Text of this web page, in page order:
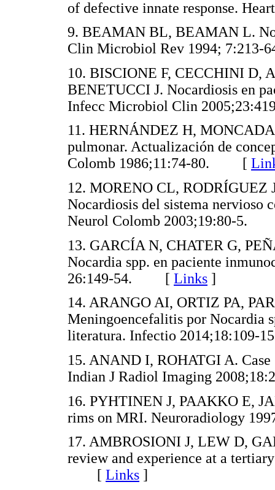
of defective innate response.
9. BEAMAN BL, BEAMAN L.
Clin Microbiol Rev 1994;
10. BISCIONE F, CECCHINI D,
BENETUCCI J. Nocardiosis en
Infecc Microbiol Clin
11. HERNÁNDEZ H,
pulmonar. Actualización de
Colomb 1986;11:74-80. [
12. MORENO CL,
Nocardiosis del sistema nervioso
Neurol Colomb 2003;19:80-
13. GARCÍA N, CHATER G,
Nocardia spp. en paciente
26:149-54. [ Links ]
14. ARANGO AI, ORTIZ PA,
Meningoencefalitis por Nocardia
literatura. Infectio
15. ANAND I, ROHATGI A.
Indian J Radiol Imaging
16. PYHTINEN J, PAAKKO E,
rims on MRI. Neuroradiology
17. AMBROSIONI J, LEW D,
review and experience at a
[ Links ]